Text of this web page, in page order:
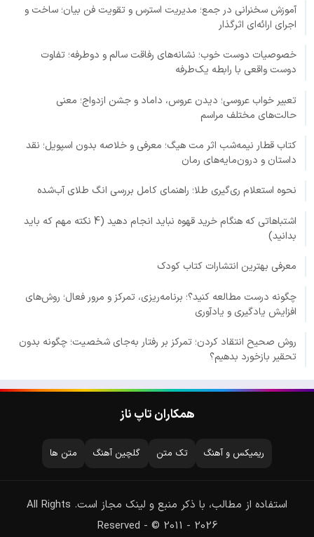
آموزش سخنرانی در جمع؛ مدیریت استرس و تقویت فن بیان؛ ساخت و
اجرای ارائه‌ای اثرگذار
خصوصیات دوست خوب؛ نشانه‌های رفاقت سالم و دوطرفه؛ تفاوت
دوست واقعی با رابطه یک‌طرفه
تعبیر خواب عروسی؛ دیدن عروس، داماد و جشن ازدواج؛ معنی
حالت‌های مختلف مراسم
کتاب قطار نیمه‌شب اثر مت هیگ؛ معرفی و خلاصه بدون اسپویل؛ نقد
داستان و درون‌مایه‌های رمان
نحوه استعلام ری‌گیری طلا؛ راهنمای کامل بررسی انگ طلای آب‌شده
اشتباهاتی که هنگام خرید قهوه نباید انجام دهید (4 نکته مهم که باید
بدانید)
معرفی بهترین انتشارات کتاب کودک
چگونه درست مطالعه کنید؟؛ برنامه‌ریزی، تمرکز و مرور فعال؛ روش‌های
افزایش یادگیری و یادآوری
روش صحیح انتقاد کردن؛ تمرکز بر رفتار به‌جای شخصیت؛ چگونه بدون
تحقیر بازخورد بدهیم؟
همکاران تاپ ناز
ریمیکس و آهنگ تک متن گلچین آهنگ متن ها
استفاده از مطالب، با ذکر منبع و لینک مجاز است. All Rights
Reserved - © 2011 - 2026